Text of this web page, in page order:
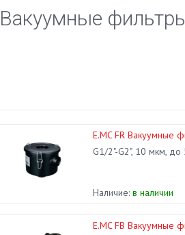
Вакуумные
E.MC FR Вакуумные
G1/2"-G2", 10 мкм,
Наличие: в наличии
E.MC FB Вакуумные